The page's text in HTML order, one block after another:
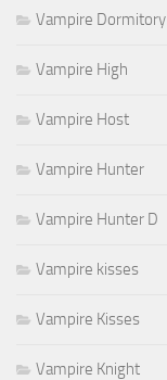
Vampire Dormitory
Vampire High
Vampire Host
Vampire Hunter
Vampire Hunter D
Vampire kisses
Vampire Kisses
Vampire Knight